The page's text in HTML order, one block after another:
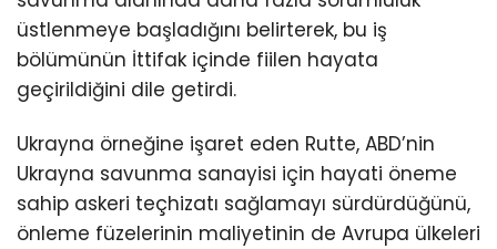
üstlenmeye başladığını belirterek, bu iş
bölümünün İttifak içinde fiilen hayata
geçirildiğini dile getirdi.
Ukrayna örneğine işaret eden Rutte, ABD’nin
Ukrayna savunma sanayisi için hayati öneme
sahip askeri teçhizatı sağlamayı sürdürdüğünü,
önleme füzelerinin maliyetinin de Avrupa ülkeleri